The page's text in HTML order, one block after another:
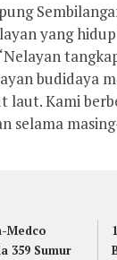
yang
budidaya
Kami
selama
Medco
359 Sumur